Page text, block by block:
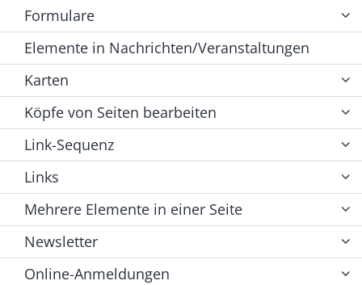
Formulare
Elemente in Nachrichten/Veranstaltungen
Karten
Köpfe von Seiten bearbeiten
Link-Sequenz
Links
Mehrere Elemente in einer Seite
Newsletter
Online-Anmeldungen